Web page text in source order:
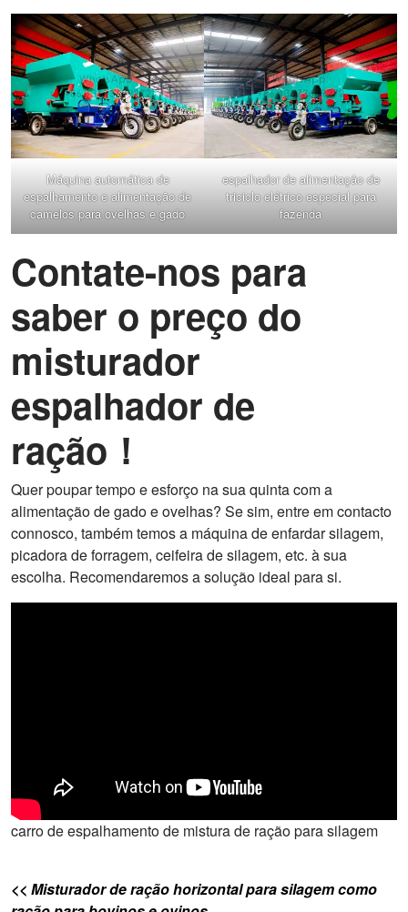
Máquina automática de
espalhamento e alimentação de
camelos para ovelhas e gado
espalhador de alimentação de
triciclo elétrico especial para
fazenda
Contate-nos para
saber o preço do
misturador
espalhador de
ração！
Quer poupar tempo e esforço na sua quinta com a
alimentação de gado e ovelhas? Se sim, entre em contacto
connosco, também temos a máquina de enfardar silagem,
picadora de forragem, ceifeira de silagem, etc. à sua
escolha. Recomendaremos a solução ideal para si.
carro de espalhamento de mistura de ração para silagem
<< Misturador de ração horizontal para silagem como